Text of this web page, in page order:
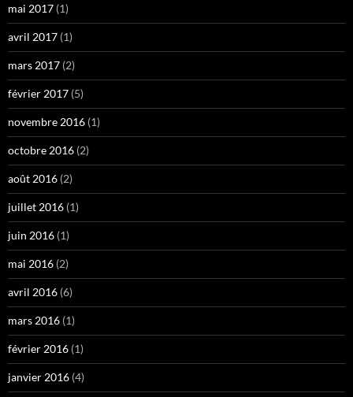
mai 2017 (1)
avril 2017 (1)
mars 2017 (2)
février 2017 (5)
novembre 2016 (1)
octobre 2016 (2)
août 2016 (2)
juillet 2016 (1)
juin 2016 (1)
mai 2016 (2)
avril 2016 (6)
mars 2016 (1)
février 2016 (1)
janvier 2016 (4)